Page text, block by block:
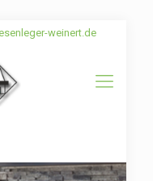
weinert.de